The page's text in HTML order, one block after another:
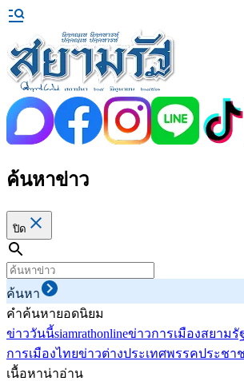
ค้นหาข่าว
ปิด
ค้นหา
คำค้นหายอดนิยม
ข่าววันนี้siamrathonlineข่าวการเมืองสยามรั
การเมืองไทยข่าวต่างประเทศพรรคประชา
เนื้อหาน่าอ่าน